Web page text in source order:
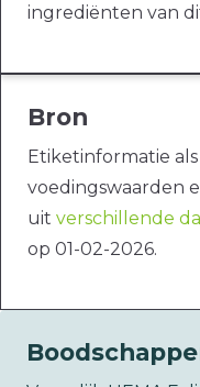
ingrediënten van
Bron
Etiketinformatie
voedingswaarden
uit verschillende
op 01-02-2026.